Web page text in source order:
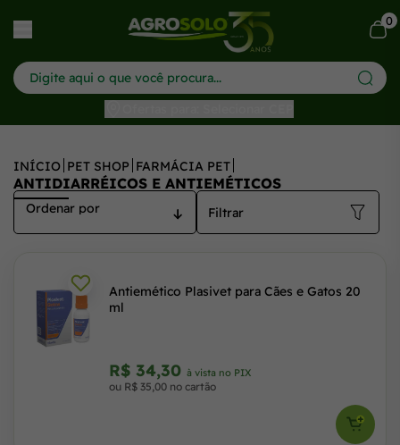
0
INÍCIO PET SHOP FARMÁCIA PET
ANTIDIARRÉICOS E ANTIEMÉTICOS
Filtrar
Antiemético Plasivet para Cães e Gatos 20
ml
R$ 34,30 à vista no PIX
ou R$ 35,00 no cartão